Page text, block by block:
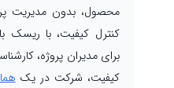
محصول، بدون مدیریت
کنترل کیفیت، با ریسک
برای مدیران پروژه،
کیفیت، شرکت در یک